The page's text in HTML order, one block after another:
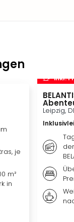
je
m²
in
inkl.
Leipzig,